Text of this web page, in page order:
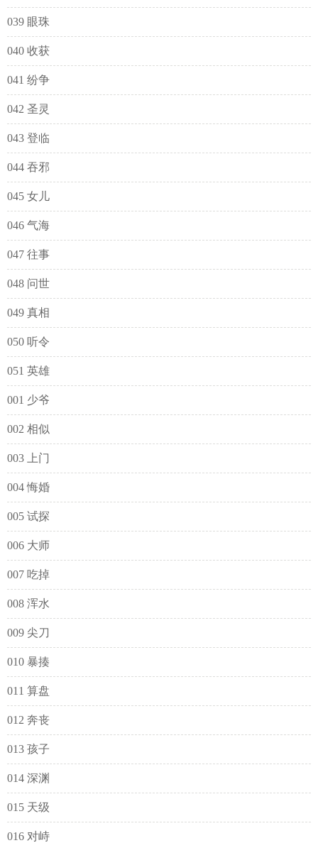
039 眼珠
040 收获
041 纷争
042 圣灵
043 登临
044 吞邪
045 女儿
046 气海
047 往事
048 问世
049 真相
050 听令
051 英雄
001 少爷
002 相似
003 上门
004 悔婚
005 试探
006 大师
007 吃掉
008 浑水
009 尖刀
010 暴揍
011 算盘
012 奔丧
013 孩子
014 深渊
015 天级
016 对峙